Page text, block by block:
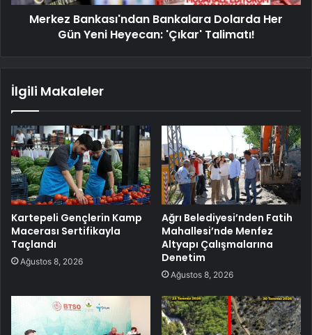
Merkez Bankası'ndan Bankalara Dolarda Her
Gün Yeni Heyecan: 'Çıkar' Talimatı!
İlgili Makaleler
Kartepeli Gençlerin Kamp
Macerası Sertifikayla
Taçlandı
Ağustos 8, 2026
Ağrı Belediyesi’nden Fatih
Mahallesi’nde Menfez
Altyapı Çalışmalarına
Denetim
Ağustos 8, 2026